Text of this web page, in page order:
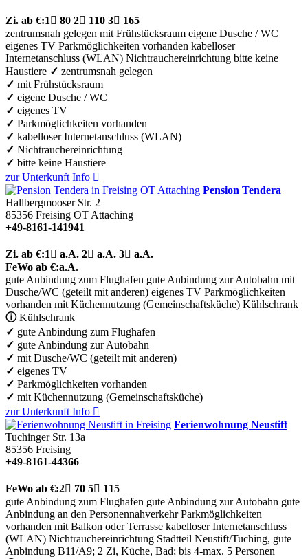
Zi. ab €:1  80 2 110 3 165
zentrumsnah gelegen mit Frühstücksraum eigene Dusche / WC
eigenes TV Parkmöglichkeiten vorhanden kabelloser
Internetanschluss (WLAN) Nichtrauchereinrichtung bitte keine
Haustiere ✓ zentrumsnah gelegen
✓ mit Frühstücksraum
✓ eigene Dusche / WC
✓ eigenes TV
✓ Parkmöglichkeiten vorhanden
✓ kabelloser Internetanschluss (WLAN)
✓ Nichtrauchereinrichtung
✓ bitte keine Haustiere
zur Unterkunft Info 
Pension Tendera
Hallbergmooser Str. 2
85356 Freising OT Attaching
+49-8161-141941
Zi. ab €:1  a.A. 2 a.A. 3 a.A.
FeWo ab €:a.A.
gute Anbindung zum Flughafen gute Anbindung zur Autobahn mit
Dusche/WC (geteilt mit anderen) eigenes TV Parkmöglichkeiten
vorhanden mit Küchennutzung (Gemeinschaftsküche) Kühlschrank
ⓘKühlschrank
✓ gute Anbindung zum Flughafen
✓ gute Anbindung zur Autobahn
✓ mit Dusche/WC (geteilt mit anderen)
✓ eigenes TV
✓ Parkmöglichkeiten vorhanden
✓ mit Küchennutzung (Gemeinschaftsküche)
zur Unterkunft Info 
Ferienwohnung Neustift
Tuchinger Str. 13a
85356 Freising
+49-8161-44366
FeWo ab €:2 70 5 115
gute Anbindung zum Flughafen gute Anbindung zur Autobahn gute
Anbindung an den Personennahverkehr Parkmöglichkeiten
vorhanden mit Balkon oder Terrasse kabelloser Internetanschluss
(WLAN) Nichtrauchereinrichtung Stadtteil Neustift/Tuching, gute
Anbindung B11/A9; 2 Zi, Küche, Bad; bis 4-max. 5 Personen